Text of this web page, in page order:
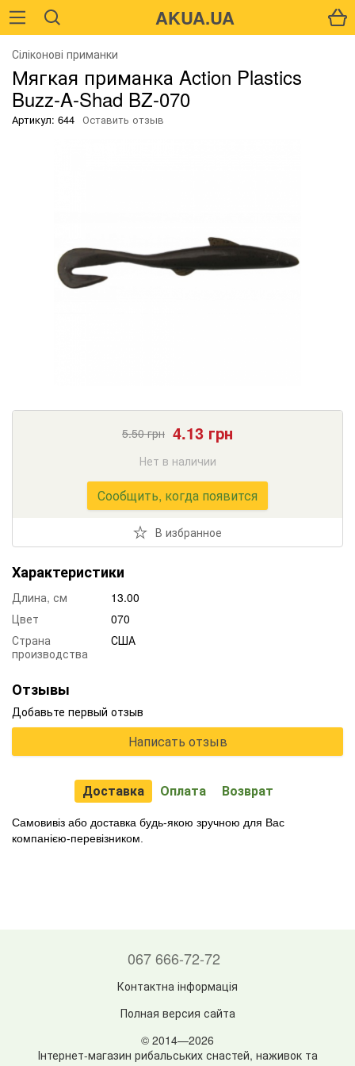
Сіліконові приманки
Мягкая приманка Action Plastics
Buzz-A-Shad BZ-070
Артикул: 644 Оставить отзыв
5.50грн 4.13 грн
Нет в наличии
Сообщить, когда появится
В избранное
Характеристики
Длина, см
13.00
Цвет
070
Страна
производства
США
Отзывы
Добавьте первый отзыв
Написать отзыв
Доставка Оплата Возврат
Самовивіз або доставка будь-якою зручною для Вас
компанією-перевізником.
067 666-72-72
Контактна інформація
Полная версия сайта
© 2014—2026
Інтернет-магазин рибальських снастей, наживок та
AKUA.UA